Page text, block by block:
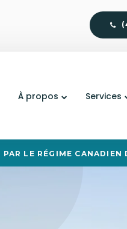
À propos Services
LE RÉGIME CANADIEN